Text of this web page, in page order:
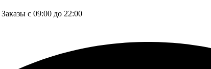
Заказы с 09:00 до 22:00